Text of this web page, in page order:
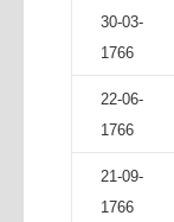
30-03-
1766
22-06-
1766
21-09-
1766